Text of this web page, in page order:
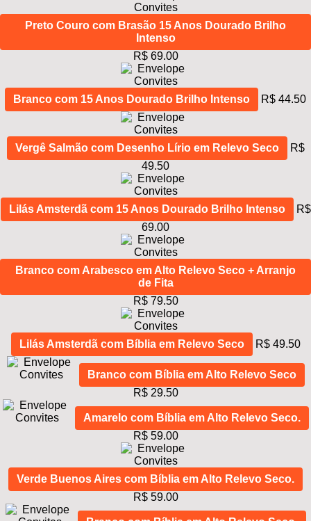
Preto Couro com Brasão 15 Anos Dourado Brilho
Intenso
R$ 69.00
Branco com 15 Anos Dourado Brilho Intenso R$ 44.50
Vergê Salmão com Desenho Lírio em Relevo Seco
R$
49.50
Lilás Amsterdã com 15 Anos Dourado Brilho Intenso
R$
69.00
Branco com Arabesco em Alto Relevo Seco + Arranjo
de Fita
R$ 79.50
Lilás Amsterdã com Bíblia em Relevo Seco R$ 49.50
Branco com Bíblia em Alto Relevo Seco
R$ 29.50
Amarelo com Bíblia em Alto Relevo Seco.
R$ 59.00
Verde Buenos Aires com Bíblia em Alto Relevo Seco.
R$ 59.00